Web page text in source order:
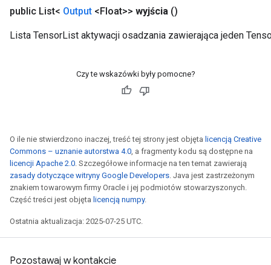
public List< Output <Float>> wyjścia ()
Lista TensorList aktywacji osadzania zawierająca jeden
Czy te wskazówki były pomocne?
O ile nie stwierdzono inaczej, treść tej strony jest objęta licencją Creative
Commons – uznanie autorstwa 4.0, a fragmenty kodu są dostępne na
licencji Apache 2.0. Szczegółowe informacje na ten temat zawierają
zasady dotyczące witryny Google Developers. Java jest zastrzeżonym
znakiem towarowym firmy Oracle i jej podmiotów stowarzyszonych.
Część treści jest objęta licencją numpy.
Ostatnia aktualizacja: 2025-07-25 UTC.
Pozostawaj w kontakcie